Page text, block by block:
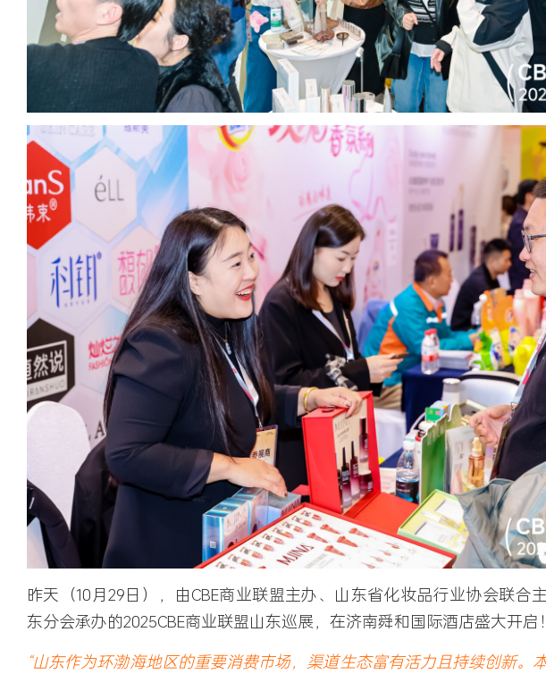
昨天（10月29日），由CBE商业联盟主办、山东省化妆品行业协会联合
东分会承办的2025CBE商业联盟山东巡展，在济南舜和国际酒店盛大开启！
“山东作为环渤海地区的重要消费市场，渠道生态富有活力且持续创新。